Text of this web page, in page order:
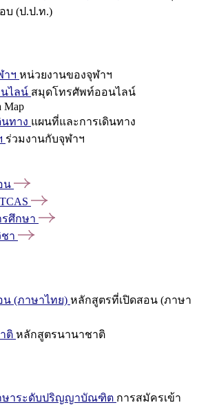
บ (ป.ป.ท.)
าฯ หน่วยงานของจุฬาฯ
ไลน์ สมุดโทรศัพท์ออนไลน์
Map
ทาง แผนที่และการเดินทาง
ร่วมงานกับจุฬาฯ
น
TCAS
รศึกษา
า
(ภาษาไทย) หลักสูตรที่เปิดสอน (ภาษา
ติ หลักสูตรนานาชาติ
ษาระดับปริญญาบัณฑิต การสมัครเข้า